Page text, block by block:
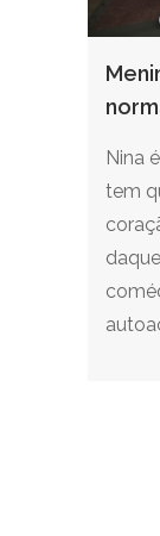
Nina
tem